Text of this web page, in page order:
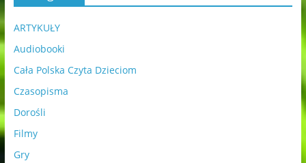
ARTYKUŁY
Audiobooki
Cała Polska Czyta Dzieciom
Czasopisma
Dorośli
Filmy
Gry